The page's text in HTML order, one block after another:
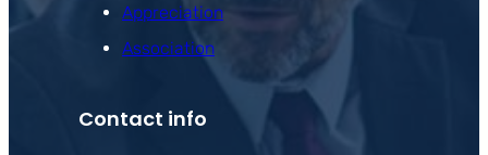
Appreciation
Association
Contact info